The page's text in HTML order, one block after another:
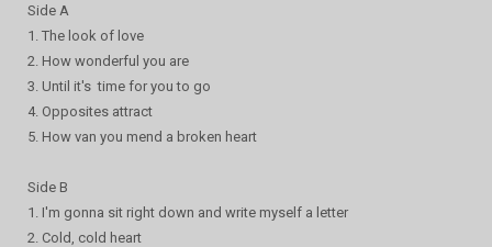
Side A
1. The look of love
2. How wonderful you are
3. Until it's time for you to go
4. Opposites attract
5. How van you mend a broken heart
Side B
1. I'm gonna sit right down and write myself a letter
2. Cold, cold heart